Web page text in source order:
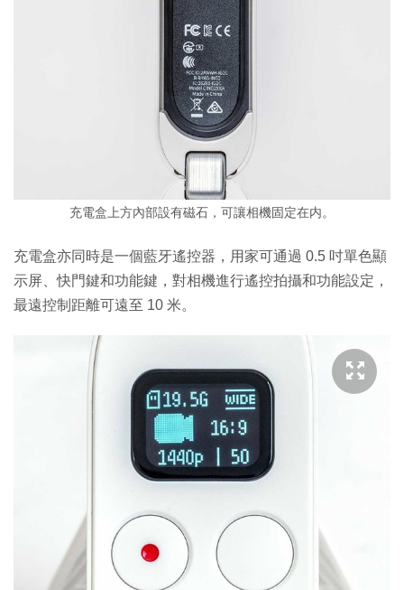
充電盒上方內部設有磁石，可讓相機固定在内。
充電盒亦同時是一個藍牙遙控器，用家可通過 0.5 吋單色顯
示屏、快門鍵和功能鍵，對相機進行遙控拍攝和功能設定，
最遠控制距離可遠至 10 米。